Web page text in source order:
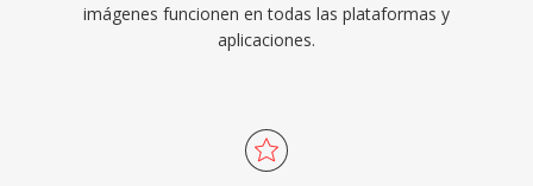
imágenes funcionen en todas las plataformas y
aplicaciones.